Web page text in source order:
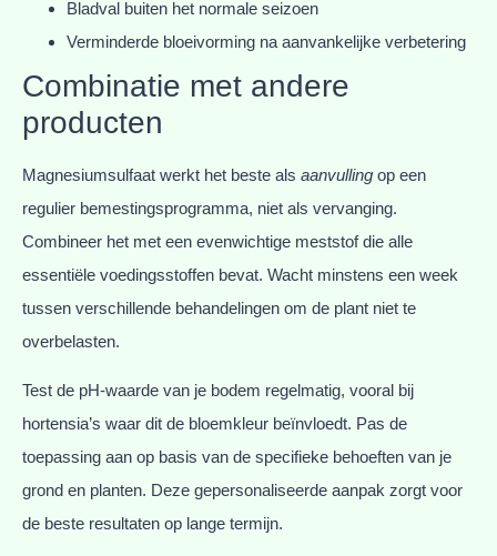
Bladval buiten het normale seizoen
Verminderde bloeivorming na aanvankelijke verbetering
Combinatie met andere
producten
Magnesiumsulfaat werkt het beste als aanvulling op een
regulier bemestingsprogramma, niet als vervanging.
Combineer het met een evenwichtige meststof die alle
essentiële voedingsstoffen bevat. Wacht minstens een week
tussen verschillende behandelingen om de plant niet te
overbelasten.
Test de pH-waarde van je bodem regelmatig, vooral bij
hortensia’s waar dit de bloemkleur beïnvloedt. Pas de
toepassing aan op basis van de specifieke behoeften van je
grond en planten. Deze gepersonaliseerde aanpak zorgt voor
de beste resultaten op lange termijn.